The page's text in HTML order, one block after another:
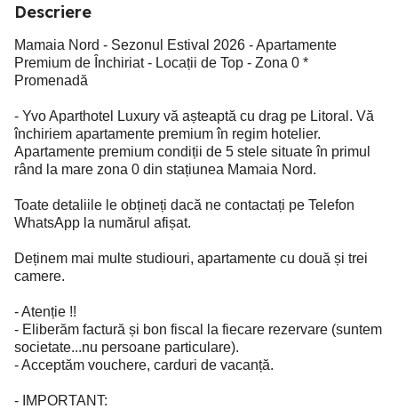
Descriere
Mamaia Nord - Sezonul Estival 2026 - Apartamente
Premium de Închiriat - Locații de Top - Zona 0 *
Promenadă
- Yvo Aparthotel Luxury vă așteaptă cu drag pe Litoral. Vă
închiriem apartamente premium în regim hotelier.
Apartamente premium condiții de 5 stele situate în primul
rând la mare zona 0 din stațiunea Mamaia Nord.
Toate detaliile le obțineți dacă ne contactați pe Telefon
WhatsApp la numărul afișat.
Deținem mai multe studiouri, apartamente cu două și trei
camere.
- Atenție !!
- Eliberăm factură și bon fiscal la fiecare rezervare (suntem
societate...nu persoane particulare).
- Acceptăm vouchere, carduri de vacanță.
- IMPORTANT: